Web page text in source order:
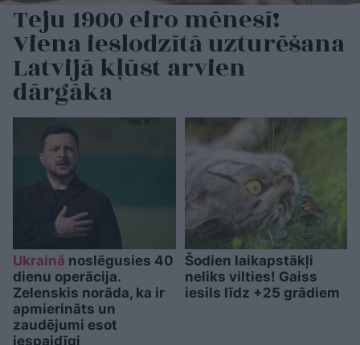
Teju 1900 eiro mēnesī!
Viena ieslodzītā uzturēšana
Latvijā kļūst arvien
dārgāka
Ukrainā noslēgusies 40
dienu operācija.
Zelenskis norāda, ka ir
apmierināts un
zaudējumi esot
iespaidīgi
Šodien laikapstākļi
neliks vilties! Gaiss
iesils līdz +25 grādiem